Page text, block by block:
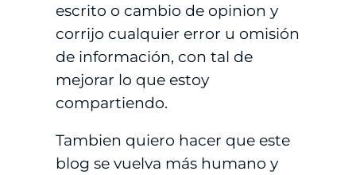
escrito o cambio de opinion y
corrijo cualquier error u omisión
de información, con tal de
mejorar lo que estoy
compartiendo.
Tambien quiero hacer que este
blog se vuelva más humano y